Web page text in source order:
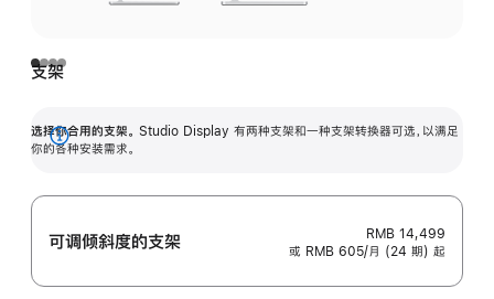
支架
选择你合用的支架。 Studio Display 有两种支架和一种支架转换器可选，以满足
你的各种安装需求。
展
可调倾斜度的支架
RMB 14,499
或 RMB 605/月 (24 期) 起